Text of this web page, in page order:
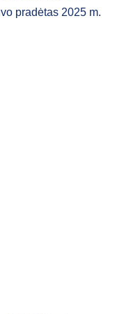
pradėtas 2025 m.